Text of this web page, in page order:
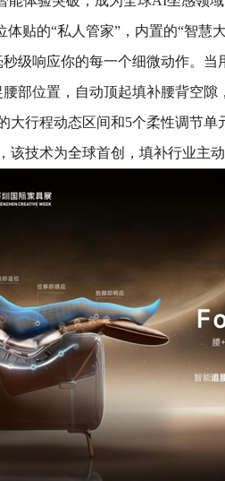
体贴的“私人管家”，内置的“智慧
级响应你的每一个细微动作。当
部位置，自动顶起填补腰背空隙
大行程动态区间和5个柔性调节单
该技术为全球首创，填补行业主